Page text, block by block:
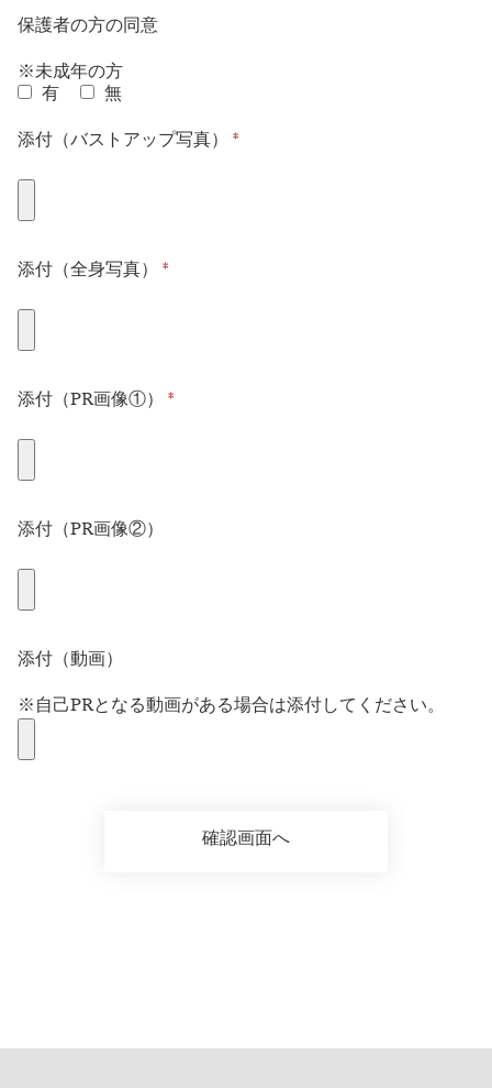
保護者の方の同意
※未成年の方
有
無
添付（バストアップ写真） *
添付（全身写真） *
添付（PR画像①） *
添付（PR画像②）
添付（動画）
※自己PRとなる動画がある場合は添付してください。